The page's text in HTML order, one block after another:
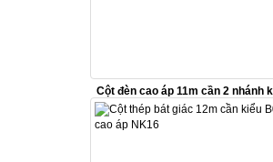
Cột đèn cao áp 11m cần 2 nhánh